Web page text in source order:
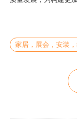
家居，展会，安装